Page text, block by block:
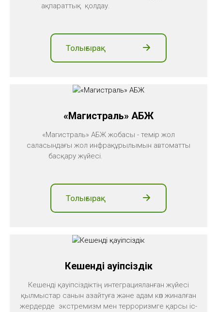
ақпараттық қолдау.
Толығырақ
«Магистраль» АБЖ
«Магистраль» АБЖ жобасы - темір жол
саласындағы жол инфрақұрылымын автоматты
басқару жүйесі.
Толығырақ
Кешенді қауіпсіздік
Кешенді қауіпсіздіктің интеграцияланған жүйесі
қылмыстар санын азайтуға және адам көп жиналған
жердерде экстремизм мен терроризмге қарсы іс-